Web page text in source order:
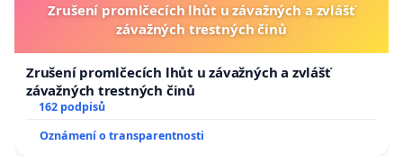
Zrušení promlčecích lhůt u závažných a zvlášť
závažných trestných činů
Zrušení promlčecích lhůt u závažných a zvlášť
závažných trestných činů
162 podpisů
Oznámení o transparentnosti